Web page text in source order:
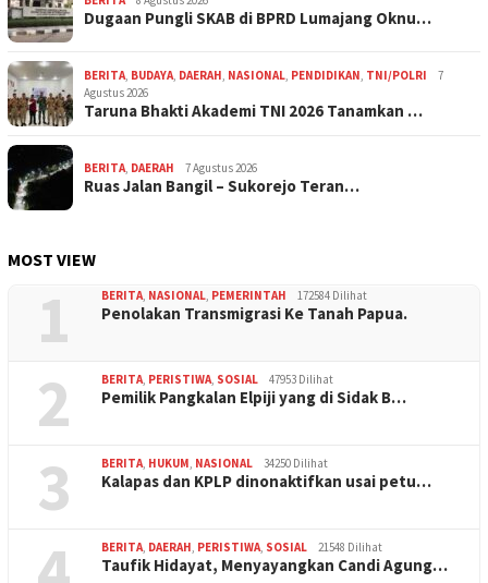
Dugaan Pungli SKAB di BPRD Lumajang Oknu…
BERITA BUDAYA DAERAH NASIONAL PENDIDIKAN TNI/POLRI
7
Agustus 2026
Taruna Bhakti Akademi TNI 2026 Tanamkan …
BERITA DAERAH 7 Agustus 2026
Ruas Jalan Bangil – Sukorejo Teran…
MOST VIEW
1 BERITA NASIONAL PEMERINTAH 172584 Dilihat
Penolakan Transmigrasi Ke Tanah Papua.
2 BERITA PERISTIWA SOSIAL 47953 Dilihat
Pemilik Pangkalan Elpiji yang di Sidak B…
3 BERITA HUKUM NASIONAL 34250 Dilihat
Kalapas dan KPLP dinonaktifkan usai petu…
BERITA DAERAH PERISTIWA SOSIAL 21548 Dilihat
Taufik Hidayat, Menyayangkan Candi Agung…